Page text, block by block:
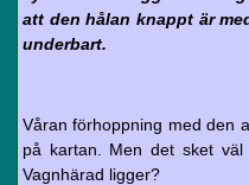
att den hålan knappt är
underbart.
Våran förhoppning med den
på kartan. Men det sket
Vagnhärad ligger?